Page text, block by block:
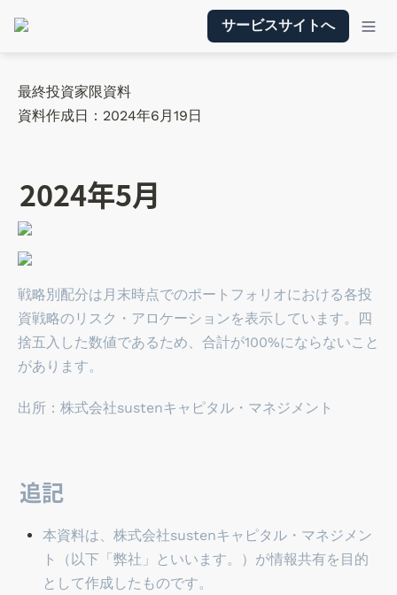
サービスサイトへ
最終投資家限資料
資料作成日：2024年6月19日
2024年5月
戦略別配分は月末時点でのポートフォリオにおける各投
資戦略のリスク・アロケーションを表示しています。四
捨五入した数値であるため、合計が100%にならないこと
があります。
出所：株式会社sustenキャピタル・マネジメント
追記
本資料は、株式会社sustenキャピタル・マネジメン
ト（以下「弊社」といいます。）が情報共有を目的
として作成したものです。